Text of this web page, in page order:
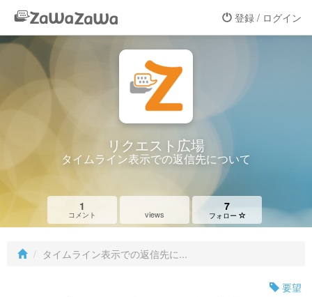
登録 / ログイン
リクエスト広場
タイムライン表示での返信先について
1
コメント views
7
フォロー
タイムライン表示での返信先に...
要望